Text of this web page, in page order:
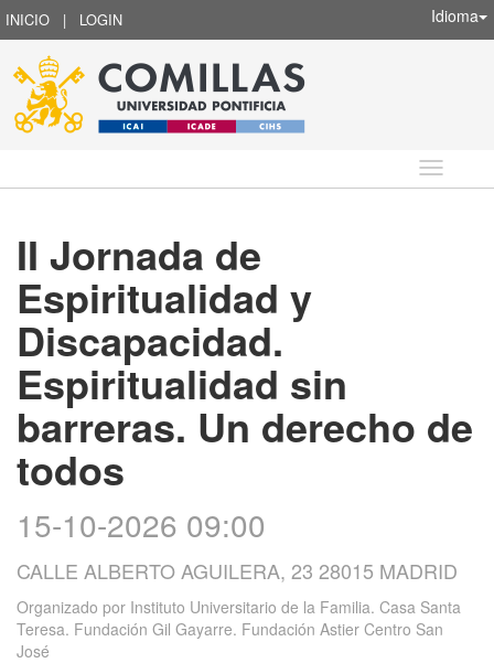
INICIO | LOGIN Idioma
Idioma
II Jornada de
Espiritualidad y
Discapacidad.
Espiritualidad sin
barreras. Un derecho de
todos
15-10-2026 09:00
CALLE ALBERTO AGUILERA, 23 28015 MADRID
Organizado por Instituto Universitario de la Familia. Casa Santa
Teresa. Fundación Gil Gayarre. Fundación Astier Centro San
José